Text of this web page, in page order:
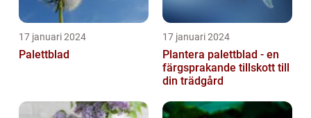
17 januari 2024
Palettblad
17 januari 2024
Plantera palettblad - en
färgsprakande tillskott till
din trädgård